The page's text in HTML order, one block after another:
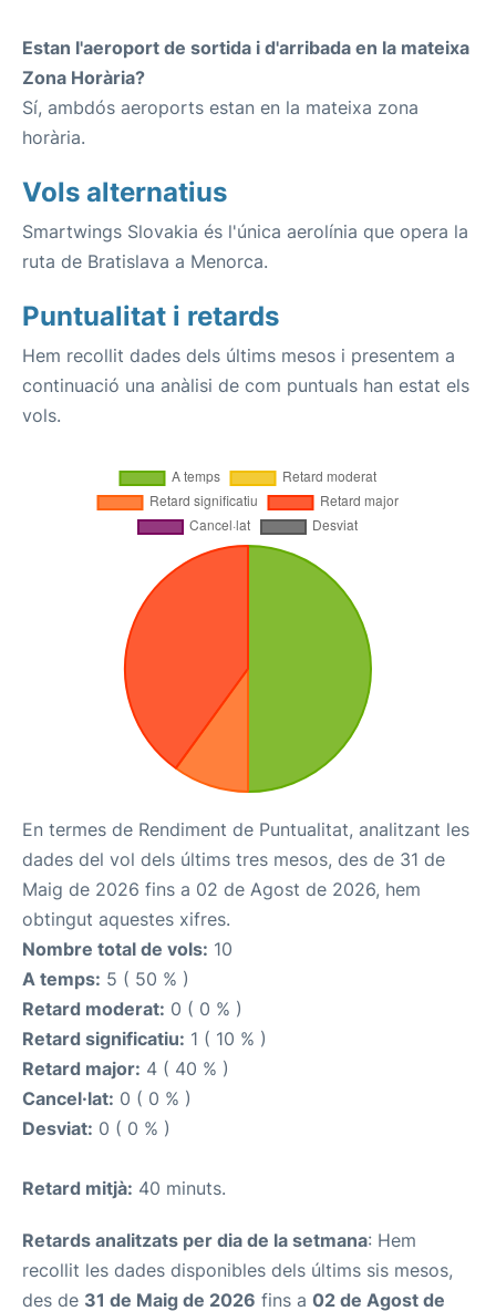
Estan l'aeroport de sortida i d'arribada en la mateixa
Zona Horària?
Sí, ambdós aeroports estan en la mateixa zona
horària.
Vols alternatius
Smartwings Slovakia és l'única aerolínia que opera la
ruta de Bratislava a Menorca.
Puntualitat i retards
Hem recollit dades dels últims mesos i presentem a
continuació una anàlisi de com puntuals han estat els
vols.
En termes de Rendiment de Puntualitat, analitzant les
dades del vol dels últims tres mesos, des de 31 de
Maig de 2026 fins a 02 de Agost de 2026, hem
obtingut aquestes xifres.
Nombre total de vols: 10
A temps: 5 ( 50 % )
Retard moderat: 0 ( 0 % )
Retard significatiu: 1 ( 10 % )
Retard major: 4 ( 40 % )
Cancel·lat: 0 ( 0 % )
Desviat: 0 ( 0 % )
Retard mitjà: 40 minuts.
Retards analitzats per dia de la setmana: Hem
recollit les dades disponibles dels últims sis mesos,
des de 31 de Maig de 2026 fins a 02 de Agost de